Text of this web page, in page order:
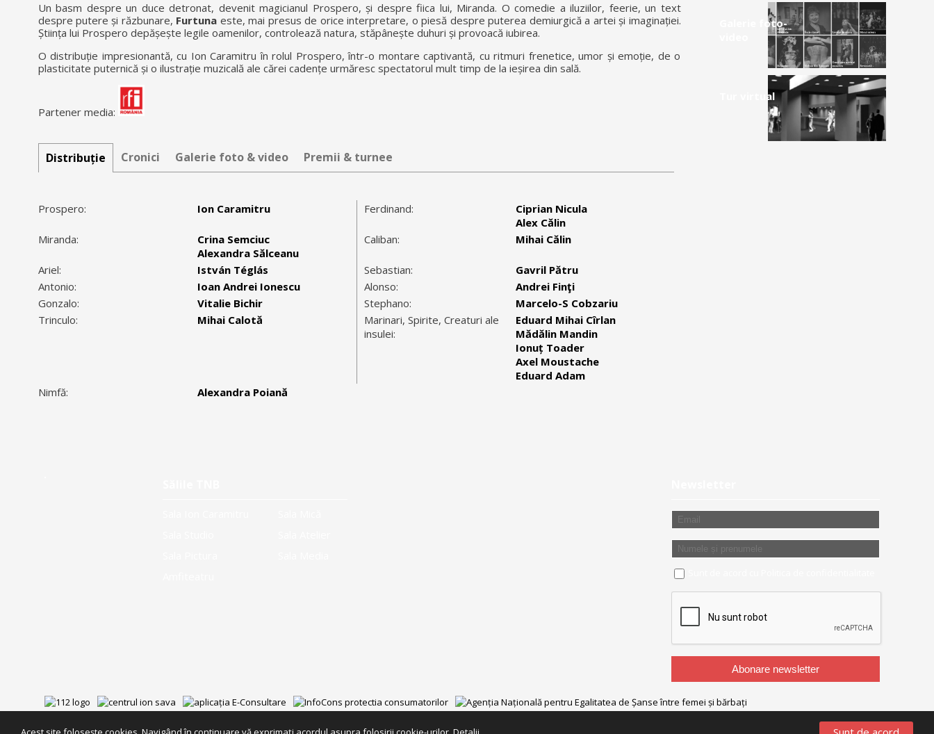
Un basm despre un duce detronat, devenit magicianul Prospero, și despre fiica lui, Miranda. O comedie a iluziilor, feerie, un text
despre putere și răzbunare, Furtuna este, mai presus de orice interpretare, o piesă despre puterea demiurgică a artei și imaginației.
Știința lui Prospero depășește legile oamenilor, controlează natura, stăpânește duhuri și provoacă iubirea.
O distribuție impresionantă, cu Ion Caramitru în rolul Prospero, într-o montare captivantă, cu ritmuri frenetice, umor și emoție, de o
plasticitate puternică și o ilustrație muzicală ale cărei cadențe urmăresc spectatorul mult timp de la ieșirea din sală.
Partener media:
Distribuție Cronici Galerie foto & video Premii & turnee
Prospero: Ion Caramitru Ferdinand:
Ciprian Nicula
Alex Călin
Miranda:
Crina Semciuc
Alexandra Sălceanu
Caliban: Mihai Călin
Ariel: István Téglás Sebastian:
Gavril Pătru
Antonio:
Ioan Andrei Ionescu Alonso:
Andrei Finţi
Gonzalo:
Vitalie Bichir Stephano:
Marcelo-S Cobzariu
Trinculo:
Mihai Calotă
Marinari, Spirite, Creaturi ale
insulei:
Eduard Mihai Cîrlan
Mădălin Mandin
Ionuț Toader
Axel Moustache
Eduard Adam
Nimfă:
Alexandra Poiană
Galerie foto-
Tur virtual